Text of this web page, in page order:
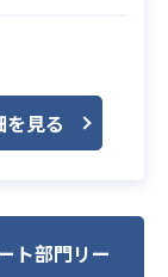
フェクト・
/提案
の構成
るエフェク
を見る
ト部門リー